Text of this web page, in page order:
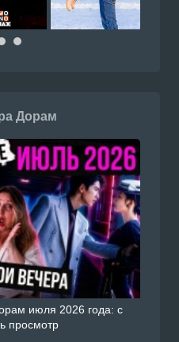
Дорам
июля 2026 года: с
просмотр